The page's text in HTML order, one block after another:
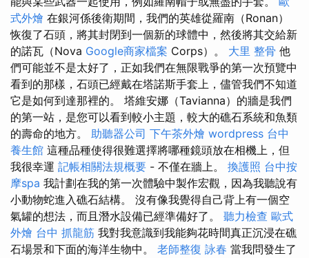
式外燴 在銀河係後衛期間，我們的英雄從羅南（Ronan）
恢復了石頭，將其封閉到一個新的球體中，然後將其交給新
的諾瓦（Nova Google商家檔案 Corps）。 大里 整骨 他
們可能並不是太好了，正如我們在無限戰爭的第一次預覽中
看到的那樣，石頭已經戴在塔諾斯手套上，儘管我們不知道
它是如何到達那裡的。 塔維安娜（Tavianna）的牆是我們
的第一站，是您可以看到較小主題，較大的礁石系統和魚類
的壽命的地方。 助聽器公司 下午茶外燴 wordpress 台中
養生館 這種品種使得很難選擇將哪種鏡頭放在相機上，但
我很幸運 記帳相關法規概要 - 不僅在牆上。 換護照 台中按
摩spa 我計劃在我的第一次體驗中製作宏觀，因為我聽說有
小動物蛇進入礁石結構。 沒有像我覺得自己背上有一個空
氣罐的想法，而且潛水設備已經準備好了。 聽力檢查 歐式
外燴 台中 抓龍筋 我對我意識到我能夠花時間真正沉浸在礁
石場景和下面的海洋生物中。 老師整復 詠春 當我問發生了